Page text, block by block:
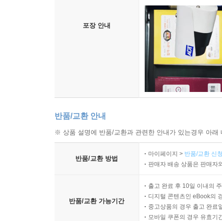
포장 안내
반품/교환 안내
※ 상품 설명에 반품/교환과 관련한 안내가 있는경우 아
반품/교환 방법
마이페이지 > 반품/교환 신
판매자 배송 상품은 판매자
반품/교환 가능기간
출고 완료 후 10일 이내의
디지털 콘텐츠인 eBook의
중고상품의 경우 출고 완료
모바일 쿠폰의 경우 유효기